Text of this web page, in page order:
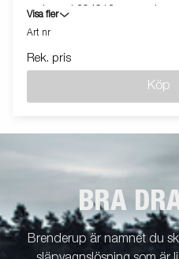
m. konsol 304613,
Visa fler
Art nr
Rek. pris
Köp
BRA
Brenderup är namnet du